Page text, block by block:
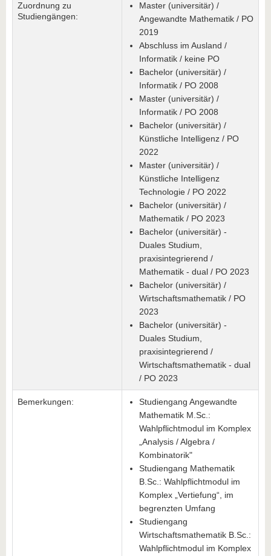
Zuordnung zu
Studiengängen:
Master (universitär) /
Angewandte Mathematik / PO
2019
Abschluss im Ausland /
Informatik / keine PO
Bachelor (universitär) /
Informatik / PO 2008
Master (universitär) /
Informatik / PO 2008
Bachelor (universitär) /
Künstliche Intelligenz / PO
2022
Master (universitär) /
Künstliche Intelligenz
Technologie / PO 2022
Bachelor (universitär) /
Mathematik / PO 2023
Bachelor (universitär) -
Duales Studium,
praxisintegrierend /
Mathematik - dual / PO 2023
Bachelor (universitär) /
Wirtschaftsmathematik / PO
2023
Bachelor (universitär) -
Duales Studium,
praxisintegrierend /
Wirtschaftsmathematik - dual
/ PO 2023
Bemerkungen:
Studiengang Angewandte
Mathematik M.Sc.:
Wahlpflichtmodul im Komplex
„Analysis / Algebra /
Kombinatorik"
Studiengang Mathematik
B.Sc.: Wahlpflichtmodul im
Komplex „Vertiefung“, im
begrenzten Umfang
Studiengang
Wirtschaftsmathematik B.Sc.:
Wahlpflichtmodul im Komplex